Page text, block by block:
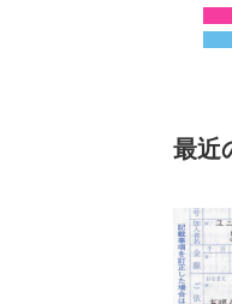
最近